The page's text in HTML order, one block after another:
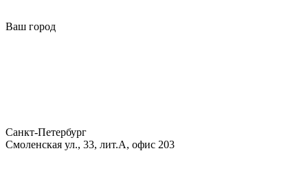
Ваш город
Санкт-Петербург
Смоленская ул., 33, лит.А, офис 203